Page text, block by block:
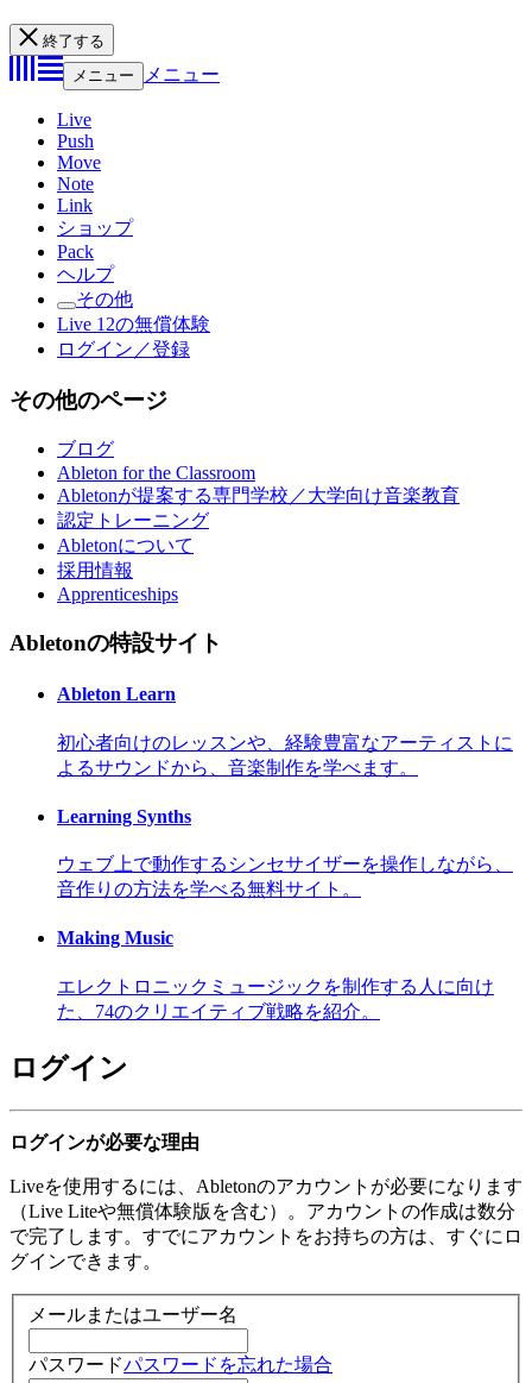
終了する
メニュー
メニュー
Live
Push
Move
Note
Link
ショップ
Pack
ヘルプ
その他
Live 12の無償体験
ログイン／登録
その他のページ
ブログ
Ableton for the Classroom
Abletonが提案する専門学校／大学向け音楽教育
認定トレーニング
Abletonについて
採用情報
Apprenticeships
Abletonの特設サイト
Ableton Learn
初心者向けのレッスンや、経験豊富なアーティストに
よるサウンドから、音楽制作を学べます。
Learning Synths
ウェブ上で動作するシンセサイザーを操作しながら、
音作りの方法を学べる無料サイト。
Making Music
エレクトロニックミュージックを制作する人に向け
た、74のクリエイティブ戦略を紹介。
ログイン
ログインが必要な理由
Liveを使用するには、Abletonのアカウントが必要になります
（Live Liteや無償体験版を含む）。アカウントの作成は数分
で完了します。すでにアカウントをお持ちの方は、すぐにロ
グインできます。
メールまたはユーザー名
パスワードパスワードを忘れた場合